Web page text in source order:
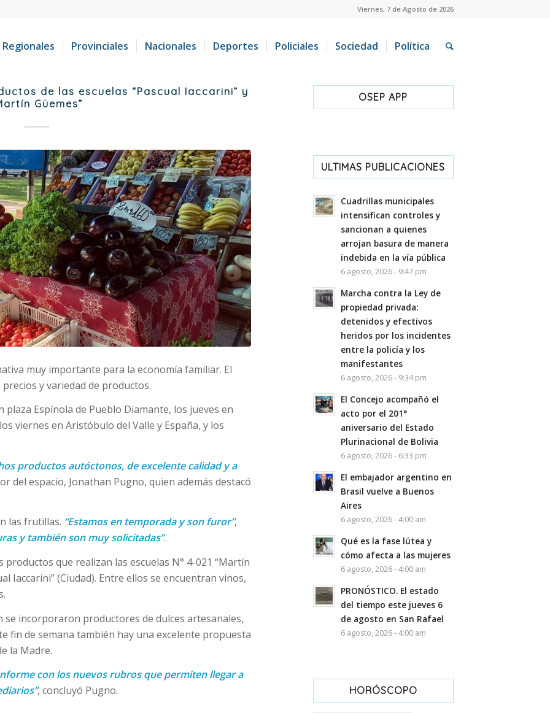
Viernes, 7 de Agosto de 2026
Regionales Provinciales Nacionales Deportes Policiales Sociedad Política
de las escuelas “Pascual Iaccarini” y
Güemes”
muy importante para la economía familiar. El
y variedad de productos.
plaza Espínola de Pueblo Diamante, los jueves en
viernes en Aristóbulo del Valle y España, y los
productos autóctonos, de excelente calidad y a
del espacio, Jonathan Pugno, quien además destacó
las frutillas. “Estamos en temporada y son furor”,
y también son muy solicitadas”.
que realizan las escuelas N° 4-021 “Martín
Iaccarini” (Ciudad). Entre ellos se encuentran vinos,
incorporaron productores de dulces artesanales,
fin de semana también hay una excelente propuesta
la Madre.
con los nuevos rubros que permiten llegar a
, concluyó Pugno.
OSEP APP
ULTIMAS PUBLICACIONES
Cuadrillas municipales
intensifican controles y
sancionan a quienes
arrojan basura de manera
indebida en la vía pública
6 agosto, 2026 - 9:47 pm
Marcha contra la Ley de
propiedad privada:
detenidos y efectivos
heridos por los incidentes
entre la policía y los
manifestantes
6 agosto, 2026 - 9:34 pm
El Concejo acompañó el
acto por el 201°
aniversario del Estado
Plurinacional de Bolivia
6 agosto, 2026 - 6:33 pm
El embajador argentino en
Brasil vuelve a Buenos
Aires
6 agosto, 2026 - 4:00 am
Qué es la fase lútea y
cómo afecta a las mujeres
6 agosto, 2026 - 4:00 am
PRONÓSTICO. El estado
del tiempo este jueves 6
de agosto en San Rafael
6 agosto, 2026 - 4:00 am
HORÓSCOPO